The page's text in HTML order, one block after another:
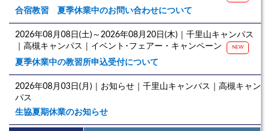
合宿教習 夏季休業中のお問い合わせについて
2026年08月08日(土)～2026年08月20日(木)｜千里山キャンパス
｜高槻キャンパス｜イベント･フェアー・キャンペーン
NEW
夏季休業中の教習所申込受付について
2026年08月03日(月)｜お知らせ｜千里山キャンパス｜高槻キャン
パス
生協夏期休業のお知らせ